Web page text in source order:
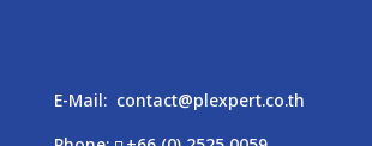
E-Mail: contact@plexpert.co.th